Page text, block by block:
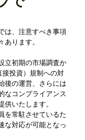
は、注意すべき事項
ります。
立初期の市場調査か
投資）規制への対
後の運営、さらには
なコンプライアンス
いたします。
を常駐させているた
な対応が可能となっ